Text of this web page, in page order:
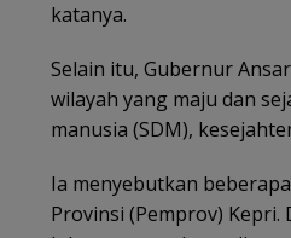
katanya.
Selain itu, Gubernur
wilayah yang maju dan
manusia (SDM),
Ia menyebutkan
Provinsi (Pemprov)